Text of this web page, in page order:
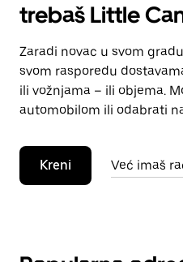
trebaš Little
Zaradi novac u svom
svom rasporedu
ili vožnjama – ili objema.
automobilom ili odabrati
Kreni Već imaš